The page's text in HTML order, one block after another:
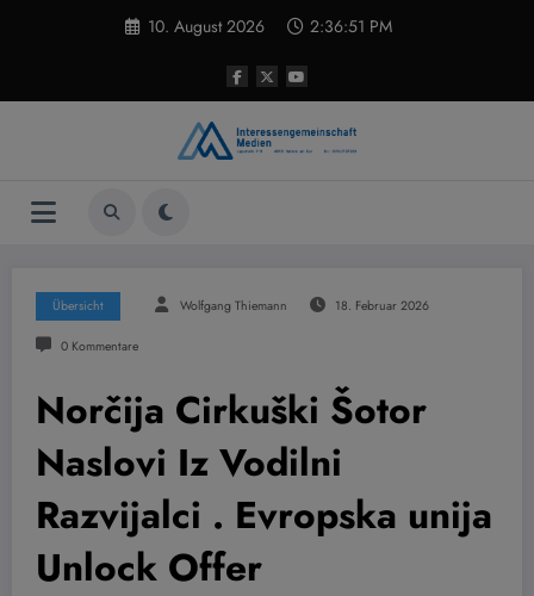
10. August 2026 2:36:52 PM
Übersicht Wolfgang Thiemann 18. Februar 2026
0 Kommentare
Norčija Cirkuški Šotor
Naslovi Iz Vodilni
Razvijalci . Evropska unija
Unlock Offer